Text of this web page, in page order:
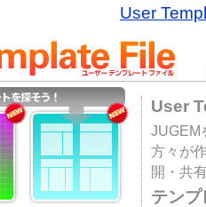
User
User
JUGEM
方々が
開・共
テン